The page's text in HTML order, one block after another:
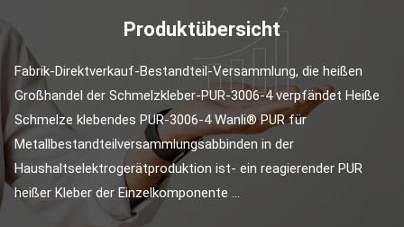
Produktübersicht
Fabrik-Direktverkauf-Bestandteil-Versammlung, die heißen
Großhandel der Schmelzkleber-PUR-3006-4 verpfändet Heiße
Schmelze klebendes PUR-3006-4 Wanli® PUR für
Metallbestandteilversammlungsabbinden in der
Haushaltselektrogerätproduktion ist- ein reagierender PUR
heißer Kleber der Einzelkomponente ...